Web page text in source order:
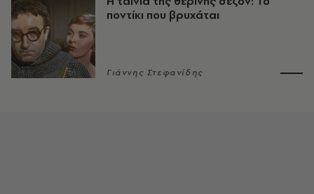
ποντίκι που βρυχάται
Γιάννης Στεφανίδης